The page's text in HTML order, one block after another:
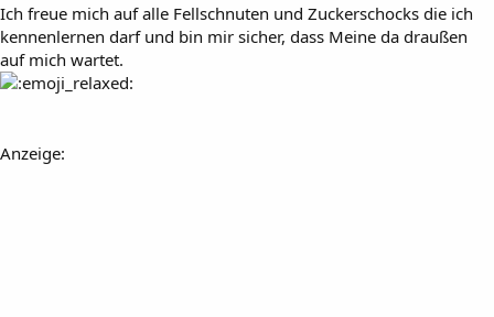
Ich freue mich auf alle Fellschnuten und Zuckerschocks die ich
kennenlernen darf und bin mir sicher, dass Meine da draußen
auf mich wartet.
Anzeige: